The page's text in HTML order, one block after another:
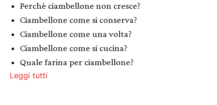
Perchè ciambellone non cresce?
Ciambellone come si conserva?
Ciambellone come una volta?
Ciambellone come si cucina?
Quale farina per ciambellone?
Leggi tutti